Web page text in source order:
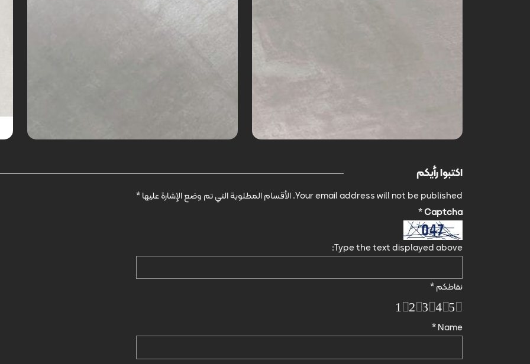
اكتبوا رأيكم
Your email address will not be published. الأقسام المطلوبة التي تم وضع الإشارة عليها*
Name
*
Captcha
*
Type the text displayed above:
نقاطكم*
5
4
3
2
1